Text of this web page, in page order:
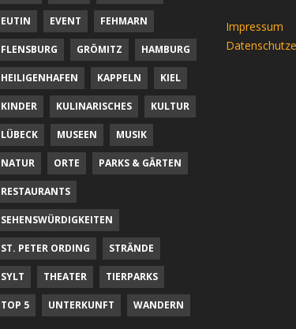
EUTIN EVENT FEHMARN
FLENSBURG GRÖMITZ HAMBURG
HEILIGENHAFEN KAPPELN KIEL
KINDER KULINARISCHES KULTUR
LÜBECK MUSEEN MUSIK
NATUR ORTE PARKS & GÄRTEN
RESTAURANTS
SEHENSWÜRDIGKEITEN
ST. PETER ORDING STRÄNDE
SYLT THEATER TIERPARKS
TOP 5 UNTERKUNFT WANDERN
Impressum